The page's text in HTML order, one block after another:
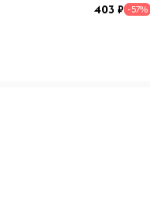
403 -57%